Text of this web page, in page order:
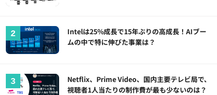
Intelは25%成長で15年ぶりの高成長！AIブー
ムの中で特に伸びた事業は？
Netflix、Prime Video、国内主要テレビ局で、
視聴者1人当たりの制作費が最も少ないのは？